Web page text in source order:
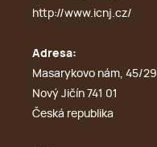
http://www.icnj.cz/
Adresa:
Masarykovo nám, 45/29
Nový Jičín 741 01
Česká republika